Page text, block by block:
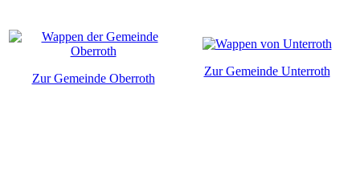
Zur Gemeinde Oberroth
Zur Gemeinde Unterroth